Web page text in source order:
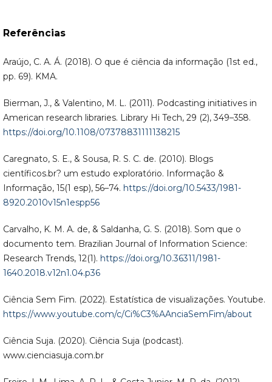
Referências
Araújo, C. A. Á. (2018). O que é ciência da informação (1st ed.,
pp. 69). KMA.
Bierman, J., & Valentino, M. L. (2011). Podcasting initiatives in
American research libraries. Library Hi Tech, 29 (2), 349–358.
https://doi.org/10.1108/07378831111138215
Caregnato, S. E., & Sousa, R. S. C. de. (2010). Blogs
científicos.br? um estudo exploratório. Informação &
Informação, 15(1 esp), 56–74. https://doi.org/10.5433/1981-
8920.2010v15n1espp56
Carvalho, K. M. A. de, & Saldanha, G. S. (2018). Som que o
documento tem. Brazilian Journal of Information Science:
Research Trends, 12(1). https://doi.org/10.36311/1981-
1640.2018.v12n1.04.p36
Ciência Sem Fim. (2022). Estatística de visualizações. Youtube.
https://www.youtube.com/c/Ci%C3%AAnciaSemFim/about
Ciência Suja. (2020). Ciência Suja (podcast).
www.cienciasuja.com.br